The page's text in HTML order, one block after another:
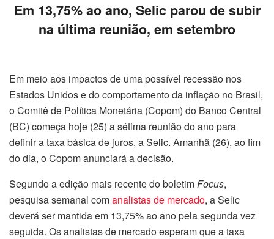
Em 13,75% ao ano, Selic parou de subir
na última reunião, em setembro
Em meio aos impactos de uma possível recessão nos
Estados Unidos e do comportamento da inflação no Brasil,
o Comitê de Política Monetária (Copom) do Banco Central
(BC) começa hoje (25) a sétima reunião do ano para
definir a taxa básica de juros, a Selic. Amanhã (26), ao fim
do dia, o Copom anunciará a decisão.
Segundo a edição mais recente do boletimFocus,
pesquisa semanal comanalistas de mercado, a Selic
deverá ser mantida em 13,75% ao ano pela segunda vez
seguida. Os analistas de mercado esperam que a taxa